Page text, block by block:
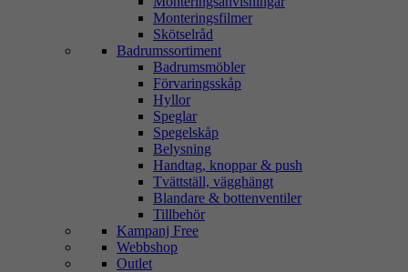
Monteringsfilmer
Skötselråd
Badrumssortiment
Badrumsmöbler
Förvaringsskåp
Hyllor
Speglar
Spegelskåp
Belysning
Handtag, knoppar & push
Tvättställ, vägghängt
Blandare & bottenventiler
Tillbehör
Kampanj Free
Webbshop
Outlet